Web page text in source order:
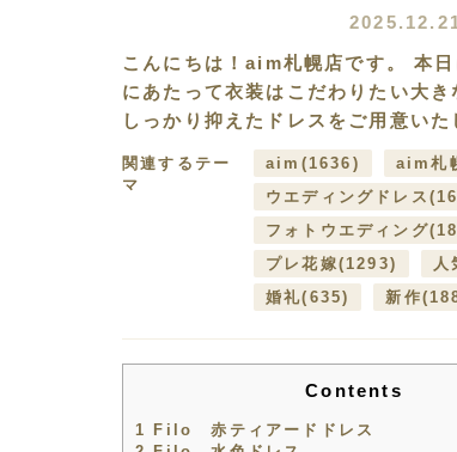
こんにちは！aim札幌店です。 本
にあたって衣装はこだわりたい大
しっかり抑えたドレスをご用意い
関連するテー
マ
aim (1636) aim札
ウエディングドレス
フォトウエディング
プレ花嫁(1293) 人
婚礼(635) 新作
Contents
1
Filo 赤ティアードドレス